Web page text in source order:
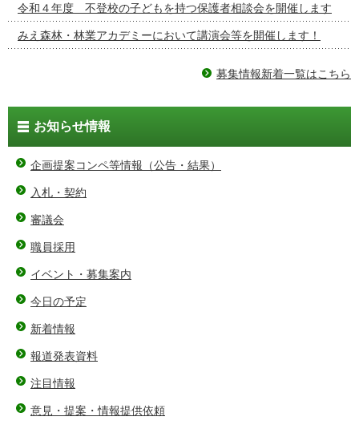
令和４年度 不登校の子どもを持つ保護者相談会を開催します
みえ森林・林業アカデミーにおいて講演会等を開催します！
募集情報新着一覧はこちら
お知らせ情報
企画提案コンペ等情報（公告・結果）
入札・契約
審議会
職員採用
イベント・募集案内
今日の予定
新着情報
報道発表資料
注目情報
意見・提案・情報提供依頼